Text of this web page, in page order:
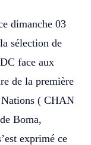
dimanche 03
sélection de
face aux
de la première
( CHAN
Boma,
exprimé ce